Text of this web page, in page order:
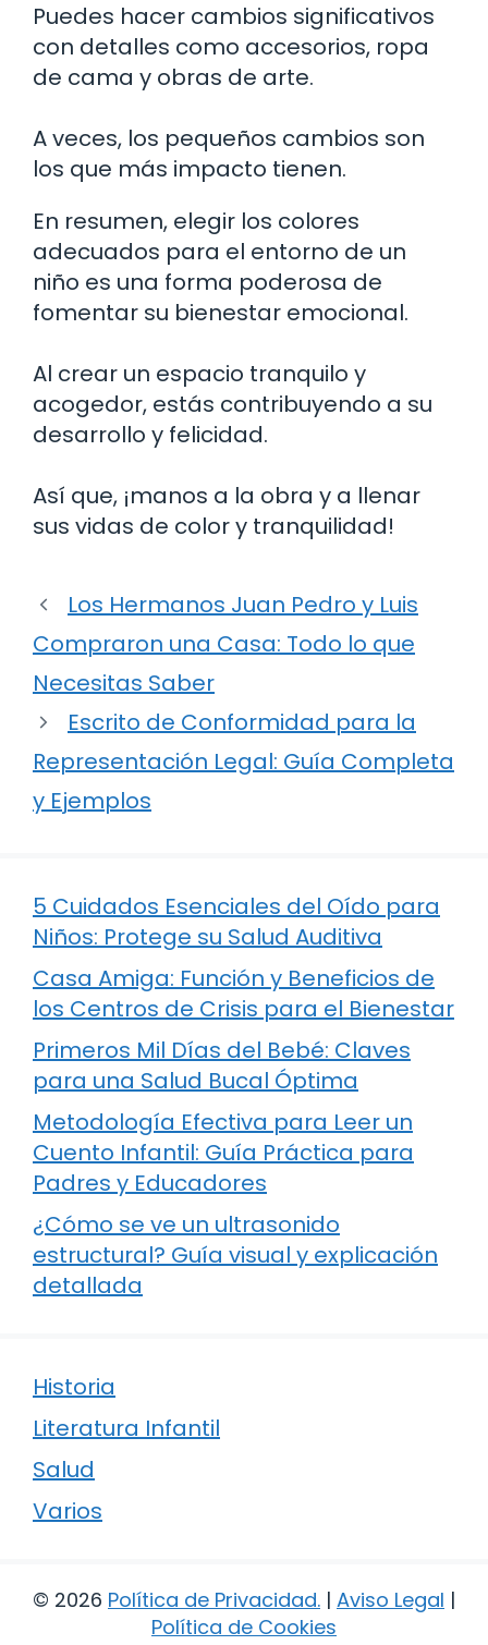
Puedes hacer cambios significativos
con detalles como accesorios, ropa
de cama y obras de arte.
A veces, los pequeños cambios son
los que más impacto tienen.
En resumen, elegir los colores
adecuados para el entorno de un
niño es una forma poderosa de
fomentar su bienestar emocional.
Al crear un espacio tranquilo y
acogedor, estás contribuyendo a su
desarrollo y felicidad.
Así que, ¡manos a la obra y a llenar
sus vidas de color y tranquilidad!
Los Hermanos Juan Pedro y Luis
Compraron una Casa: Todo lo que
Necesitas Saber
Escrito de Conformidad para la
Representación Legal: Guía Completa
y Ejemplos
5 Cuidados Esenciales del Oído para
Niños: Protege su Salud Auditiva
Casa Amiga: Función y Beneficios de
los Centros de Crisis para el Bienestar
Primeros Mil Días del Bebé: Claves
para una Salud Bucal Óptima
Metodología Efectiva para Leer un
Cuento Infantil: Guía Práctica para
Padres y Educadores
¿Cómo se ve un ultrasonido
estructural? Guía visual y explicación
detallada
Historia
Literatura Infantil
Salud
Varios
© 2026 Política de Privacidad. | Aviso Legal |
Política de Cookies